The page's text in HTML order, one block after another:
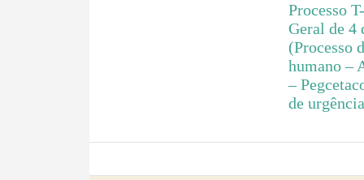
Processo
Geral de 4
(Processo
humano –
–
de